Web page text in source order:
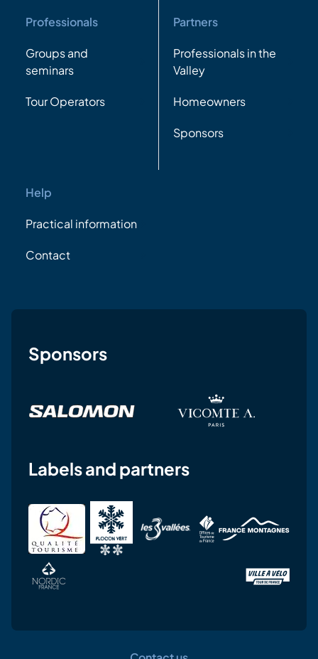
Professionals
Groups and
seminars
Tour Operators
Partners
Professionals in the
Valley
Homeowners
Sponsors
Help
Practical information
Contact
Sponsors
Labels and partners